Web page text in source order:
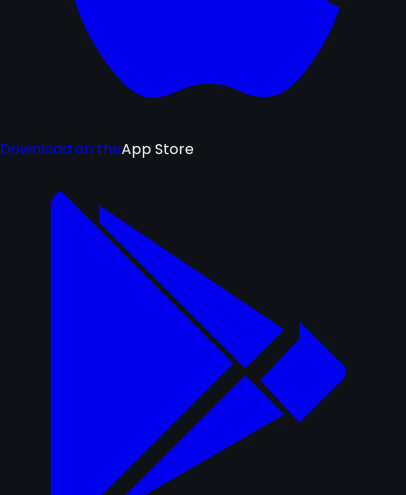
Download on theApp Store